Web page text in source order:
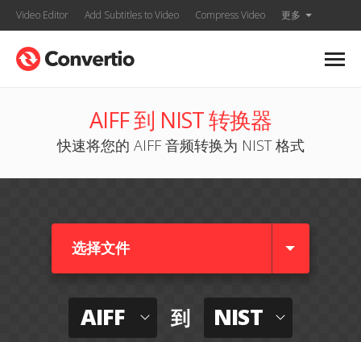
Video Editor Add Subtitles to Video Compress Video 更多
AIFF 到 NIST 转换器
快速将您的 AIFF 音频转换为 NIST 格式
选择文件
AIFF 到 NIST